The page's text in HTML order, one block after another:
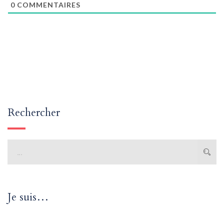
0 COMMENTAIRES
Rechercher
Je suis…